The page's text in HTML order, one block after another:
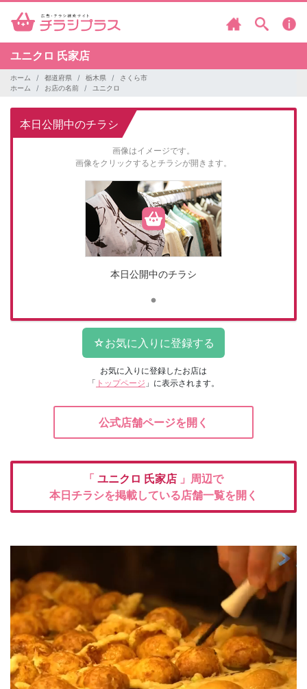
ユニクロ 氏家店
ホーム 都道府県 栃木県
さくら市
ホーム
お店の名前 ユニクロ
本日公開中のチラシ
画像はイメージです。
画像をクリックするとチラシが開きます。
本日公開中のチラシ
お気に入りに登録したお店は
「 トップページ 」に表示されます。
公式店舗ページを開く
「 ユニクロ 氏家店 」周辺で
本日チラシを掲載している店舗一覧を開く